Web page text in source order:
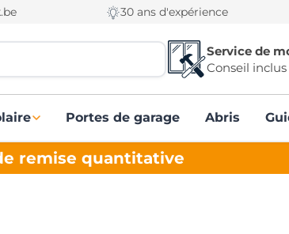
30 ans d'expérience
Service de
Conseil inclus
Portes de garage Abris
remise quantitative